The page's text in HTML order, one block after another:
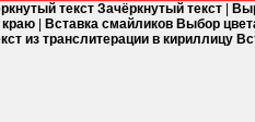
текст Зачёркнутый текст
краю Вставка смайликов Выбор
из транслитерации в кириллицу